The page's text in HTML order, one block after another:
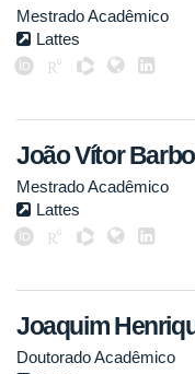
Mestrado Acadêmico
Lattes
João Vítor
Mestrado Acadêmico
Lattes
Joaquim
Doutorado Acadêmico